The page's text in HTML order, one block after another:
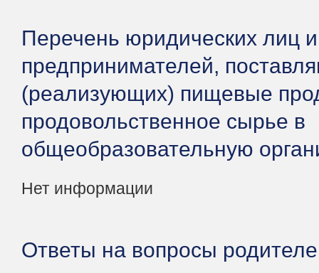
Перечень юридических лиц
предпринимателей,
(реализующих) пищевые
продовольственное сырье в
общеобразовательную
Нет информации
Ответы на вопросы